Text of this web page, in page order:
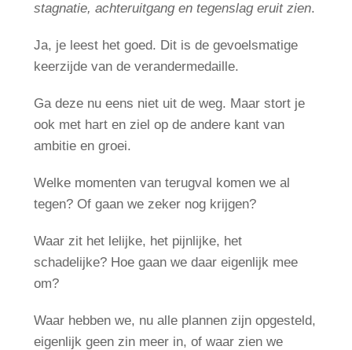
stagnatie, achteruitgang en tegenslag eruit zien.
Ja, je leest het goed. Dit is de gevoelsmatige
keerzijde van de verandermedaille.
Ga deze nu eens niet uit de weg. Maar stort je
ook met hart en ziel op de andere kant van
ambitie en groei.
Welke momenten van terugval komen we al
tegen? Of gaan we zeker nog krijgen?
Waar zit het lelijke, het pijnlijke, het
schadelijke? Hoe gaan we daar eigenlijk mee
om?
Waar hebben we, nu alle plannen zijn opgesteld,
eigenlijk geen zin meer in, of waar zien we